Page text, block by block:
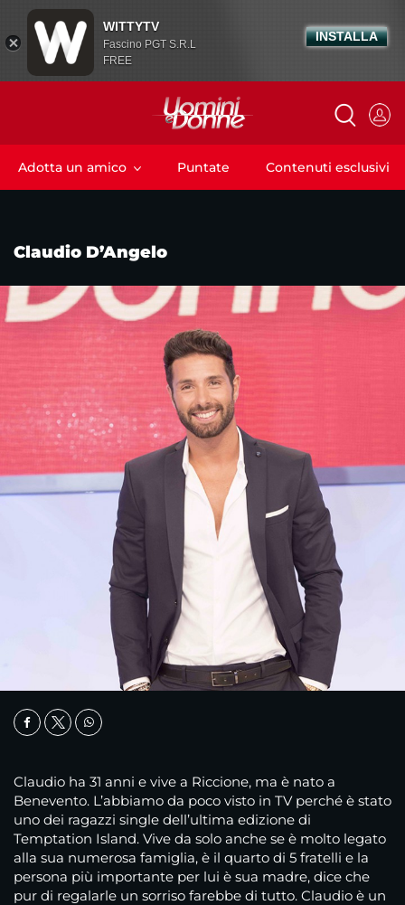
Adotta un amico Puntate Contenuti esclusivi
Claudio D’Angelo
Claudio ha 31 anni e vive a Riccione, ma è nato a
Benevento. L’abbiamo da poco visto in TV perché è stato
uno dei ragazzi single dell’ultima edizione di
Temptation Island. Vive da solo anche se è molto legato
alla sua numerosa famiglia, è il quarto di 5 fratelli e la
persona più importante per lui è sua madre, dice che
pur di regalarle un sorriso farebbe di tutto. Claudio è un
WITTYTV
Fascino PGT S.R.L
FREE
INSTALLA